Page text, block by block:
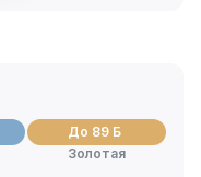
До 89 Б
Золотая